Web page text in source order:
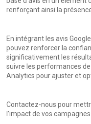
renforçant ainsi la
En intégrant les avis
pouvez renforcer la
significativement les
suivre les performances de
Analytics pour ajuster et
Contactez-nous pour
l’impact de vos campagnes